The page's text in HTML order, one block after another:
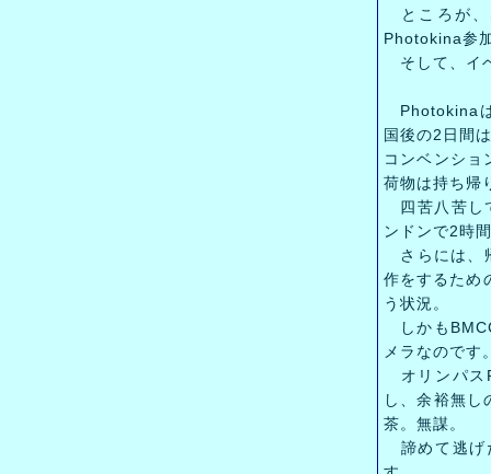
ところが、
Photokina参
そして、イ
Photokinaは
国後の2日間
コンベンショ
荷物は持ち帰
四苦八苦し
ンドンで2時
さらには、
作をするため
う状況。
しかも
メラなのです
オリンパス
し、余裕無
茶。無謀。
諦めて逃げ